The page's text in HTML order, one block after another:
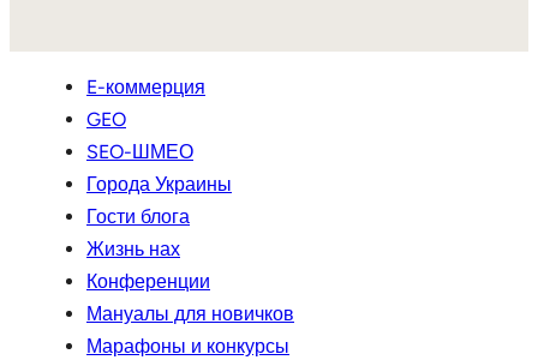
E-коммерция
GEO
SEO-ШМЕО
Города Украины
Гости блога
Жизнь нах
Конференции
Мануалы для новичков
Марафоны и конкурсы